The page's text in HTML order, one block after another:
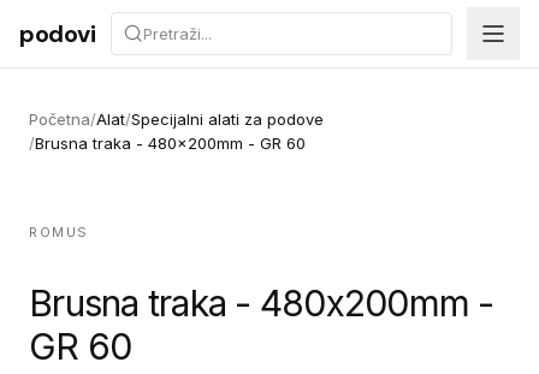
Preskoči na sadržaj
podovi
Početna/Alat/Specijalni alati za podove
/Brusna traka - 480x200mm - GR 60
ROMUS
Brusna traka - 480x200mm -
GR 60